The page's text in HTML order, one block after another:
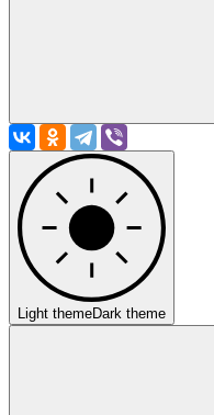
Light themeDark theme